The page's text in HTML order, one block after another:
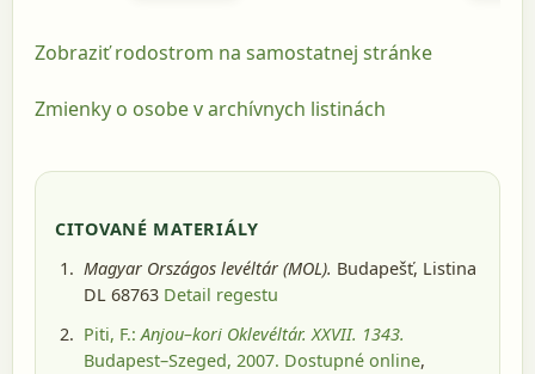
Zobraziť rodostrom na samostatnej stránke
Zmienky o osobe v archívnych listinách
CITOVANÉ MATERIÁLY
Magyar Országos levéltár (MOL). Budapešť, Listina
DL 68763 Detail regestu
Piti, F.:Anjou–kori Oklevéltár. XXVII. 1343.
Budapest–Szeged, 2007. Dostupné online,